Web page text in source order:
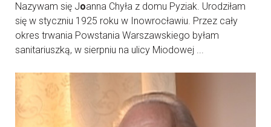
Nazywam się Joanna Chyła z domu Pyziak. Urodziłam
się w styczniu 1925 roku w Inowrocławiu. Przez cały
okres trwania Powstania Warszawskiego byłam
sanitariuszką, w sierpniu na ulicy Miodowej ...